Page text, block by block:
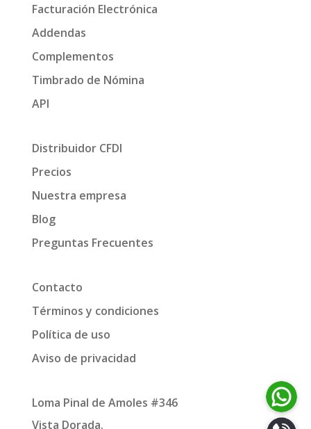
Facturación Electrónica
Addendas
Complementos
Timbrado de Nómina
API
Distribuidor CFDI
Precios
Nuestra empresa
Blog
Preguntas Frecuentes
Contacto
Términos y condiciones
Política de uso
Aviso de privacidad
Loma Pinal de Amoles #346
Vista Dorada.